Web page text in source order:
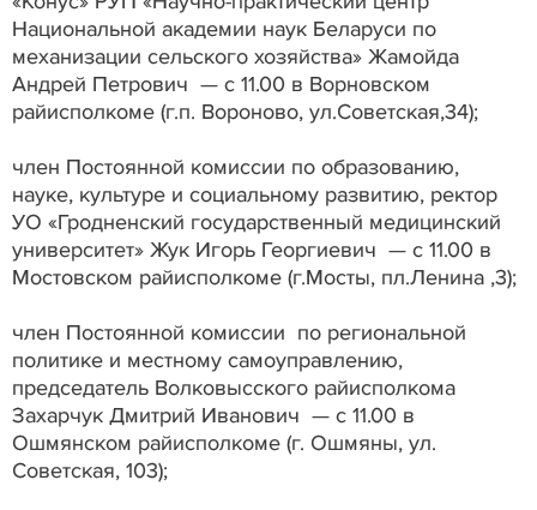
Национальной академии наук Беларуси по
механизации сельского хозяйства» Жамойда
Андрей Петрович — с 11.00 в Ворновском
райисполкоме (г.п. Вороново, ул.Советская,34);
член Постоянной комиссии по образованию,
науке, культуре и социальному развитию, ректор
УО «Гродненский государственный медицинский
университет» Жук Игорь Георгиевич — с 11.00 в
Мостовском райисполкоме (г.Мосты, пл.Ленина ,3);
член Постоянной комиссии по региональной
политике и местному самоуправлению,
председатель Волковысского райисполкома
Захарчук Дмитрий Иванович — с 11.00 в
Ошмянском райисполкоме (г. Ошмяны, ул.
Советская, 103);